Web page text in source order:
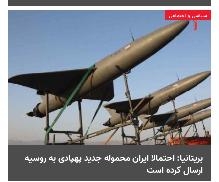
سیاسی و اجتماعی
بریتانیا: احتمالا ایران محموله جدید پهپادی به روسیه
ارسال کرده است